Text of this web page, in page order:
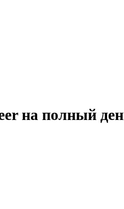
на полный